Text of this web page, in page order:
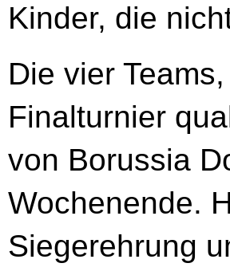
Kinder, die
Die vier
Finalturnier
von Borussia
Wochenende.
Siegerehrung